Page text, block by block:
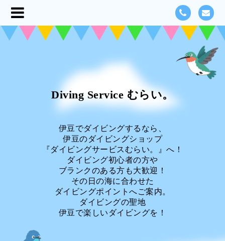
Diving Service むらい。
伊豆でダイビングするなら、
伊豆のダイビングショップ
『ダイビングサービスむらい。』へ！
ダイビング初心者の方や
ブランクのある方も大歓迎！
その日の海に合わせた
ダイビングポイントへご案内。
ダイビングの聖地
伊豆で楽しいダイビングを！